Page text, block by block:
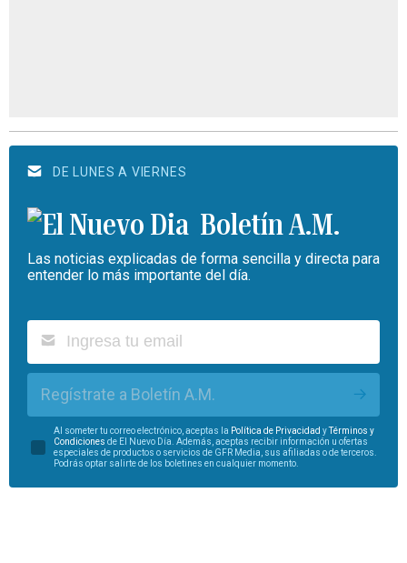
DE LUNES A VIERNES
Boletín A.M.
Las noticias explicadas de forma sencilla y directa para
entender lo más importante del día.
Regístrate a Boletín A.M.
Al someter tu correo electrónico, aceptas la Política de Privacidad yTérminos y
Condiciones de El Nuevo Día. Además, aceptas recibir información u ofertas
especiales de productos o servicios de GFR Media, sus afiliadas o de terceros.
Podrás optar salirte de los boletines en cualquier momento.